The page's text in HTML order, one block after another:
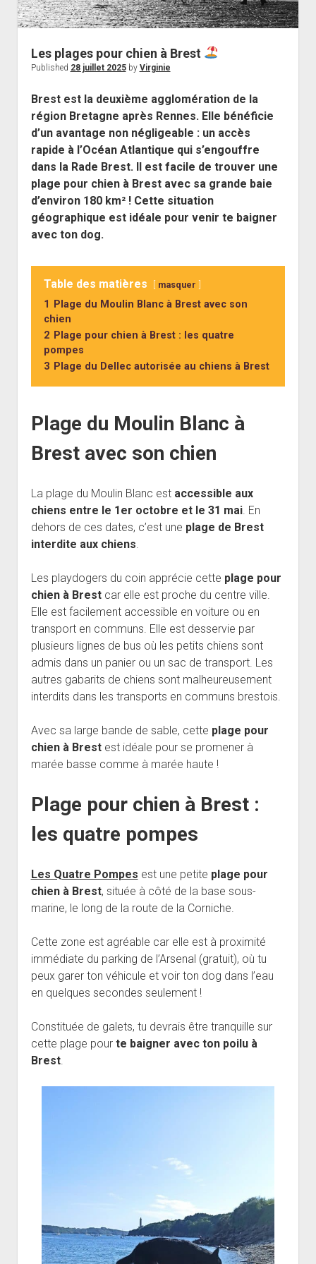
Les plages pour chien à Brest
Published 28 juillet 2025by Virginie
Brest est la deuxième agglomération de la
région Bretagne après Rennes. Elle bénéficie
d’un avantage non négligeable : un accès
rapide à l’Océan Atlantique qui s’engouffre
dans la Rade Brest. Il est facile de trouver une
plage pour chien à Brest avec sa grande baie
d’environ 180 km² ! Cette situation
géographique est idéale pour venir te baigner
avec ton dog.
Table des matières masquer
1
Plage du Moulin Blanc à Brest avec son
chien
2 Plage pour chien à Brest : les quatre
pompes
3 Plage du Dellec autorisée au chiens à Brest
Plage du Moulin Blanc à
Brest avec son chien
La plage du Moulin Blanc est accessible aux
chiens entre le 1er octobre et le 31 mai. En
dehors de ces dates, c’est une plage de Brest
interdite aux chiens
Les playdogers du coin apprécie cette plage pour
chien à Brestcar elle est proche du centre ville.
Elle est facilement accessible en voiture ou en
transport en communs. Elle est desservie par
plusieurs lignes de bus où les petits chiens sont
admis dans un panier ou un sac de transport. Les
autres gabarits de chiens sont malheureusement
interdits dans les transports en communs brestois.
Avec sa large bande de sable, cette plage pour
chien à Brestest idéale pour se promener à
marée basse comme à marée haute !
Plage pour chien à Brest :
les quatre pompes
Les Quatre Pompes est une petite plage pour
chien à Brest, située à côté de la base sous-
marine, le long de la route de la Corniche.
Cette zone est agréable car elle est à proximité
immédiate du parking de l’Arsenal (gratuit), où tu
peux garer ton véhicule et voir ton dog dans l’eau
en quelques secondes seulement !
Constituée de galets, tu devrais être tranquille sur
cette plage pour te baigner avec ton poilu à
Brest.